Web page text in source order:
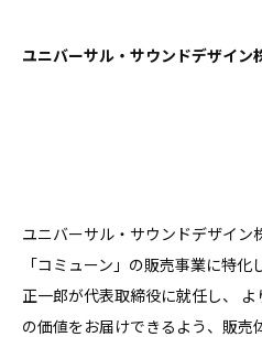
ユニバーサル・サウンドデザイン
ユニバーサル・サウンドデザイン
「コミューン」の販売事業に特
正一郎が代表取締役に就任し、 よ
の価値をお届けできるよう、販